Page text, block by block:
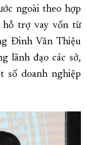
PHỐ TRỰC THUỘC
VỀ BÁO KHÁNH HÒA
ngoài theo hợp
hỗ trợ vay vốn từ
Đinh Văn Thiệu
lãnh đạo các sở,
số doanh nghiệp